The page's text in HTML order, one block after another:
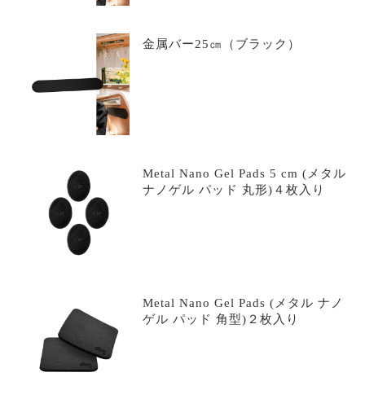
金属バー25㎝（ブラック）
Metal Nano Gel Pads 5 cm (メタル
ナノゲル パッド 丸形)４枚入り
Metal Nano Gel Pads (メタル ナノ
ゲル パッド 角型)２枚入り